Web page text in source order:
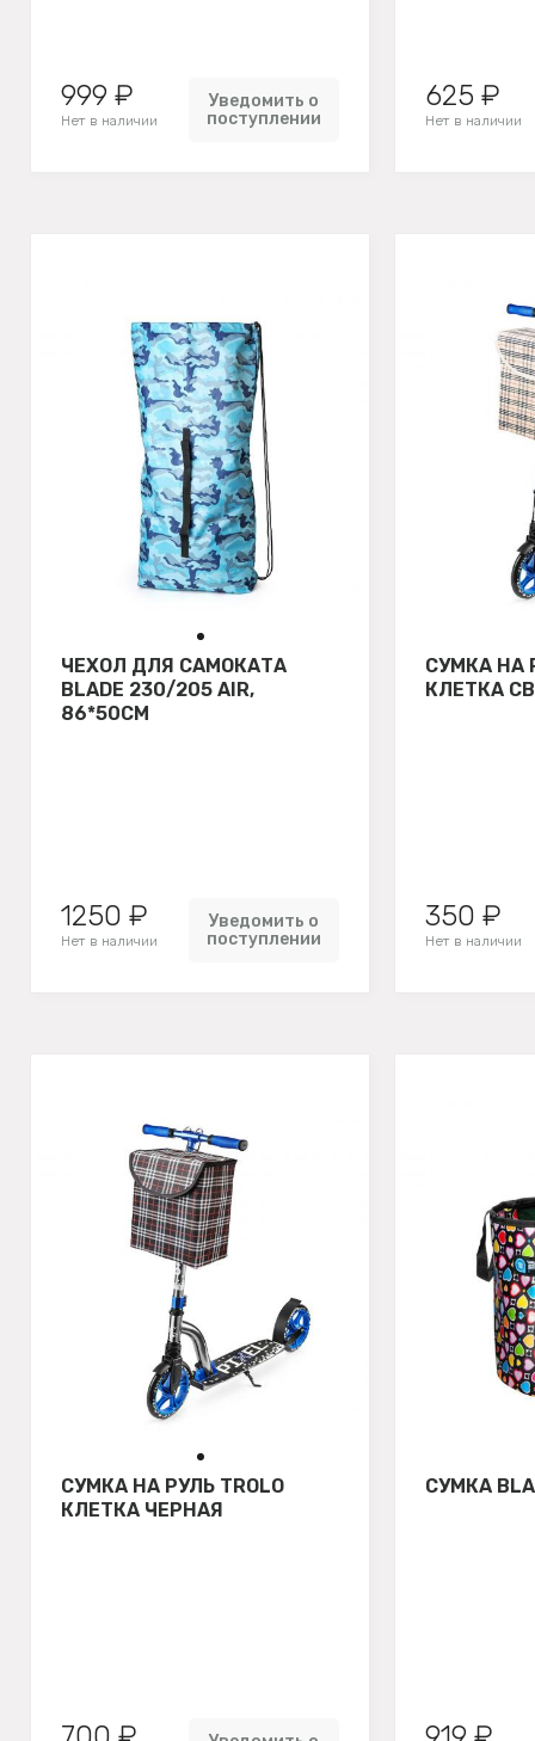
999 ₽
Нет в наличии
Уведомить о
поступлении
625 ₽
Нет в наличии
ЧЕХОЛ ДЛЯ САМОКАТА
BLADE 230/205 AIR,
86*50СМ
1250 ₽
Нет в наличии
Уведомить о
поступлении
СУМКА НА
КЛЕТКА
350 ₽
Нет в наличии
СУМКА НА РУЛЬ TROLO
КЛЕТКА ЧЕРНАЯ
СУМКА